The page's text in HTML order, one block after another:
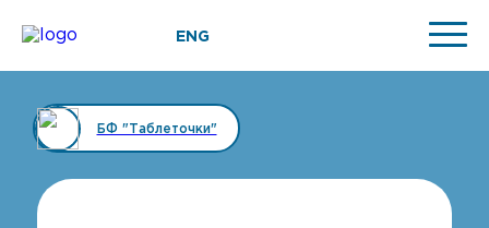
ENG
БФ "Таблеточки"